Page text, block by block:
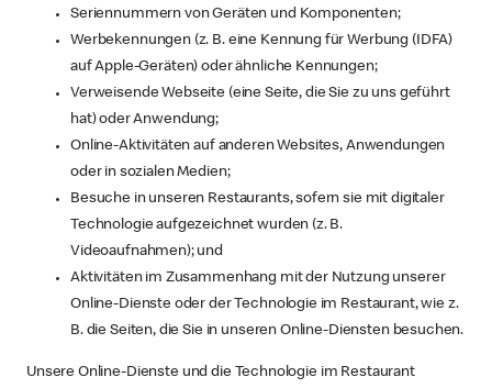
Seriennummern von Geräten und Komponenten;
Werbekennungen (z. B. eine Kennung für Werbung (IDFA)
auf Apple-Geräten) oder ähnliche Kennungen;
Verweisende Webseite (eine Seite, die Sie zu uns geführt
hat) oder Anwendung;
Online-Aktivitäten auf anderen Websites, Anwendungen
oder in sozialen Medien;
Besuche in unseren Restaurants, sofern sie mit digitaler
Technologie aufgezeichnet wurden (z. B.
Videoaufnahmen); und
Aktivitäten im Zusammenhang mit der Nutzung unserer
Online-Dienste oder der Technologie im Restaurant, wie z.
B. die Seiten, die Sie in unseren Online-Diensten besuchen.
Unsere Online-Dienste und die Technologie im Restaurant